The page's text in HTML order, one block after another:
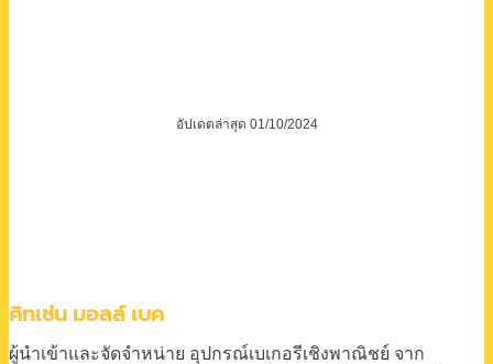
อัปเดตล่าสุด 01/10/2024
คิทเช่น มอลล์ เบค
ผู้นำเข้าและจัดจำหน่าย อุปกรณ์เบเกอรีเชิงพาณิชย์ จาก